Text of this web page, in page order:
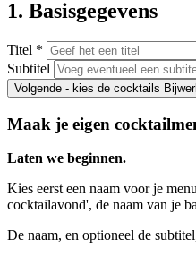
1. Basisgegevens
Titel *
Subtitel
Volgende - kies de cocktails
Maak je eigen
Laten we beginnen.
Kies eerst een naam voor je
cocktailavond', de naam van je
De naam, en optioneel de